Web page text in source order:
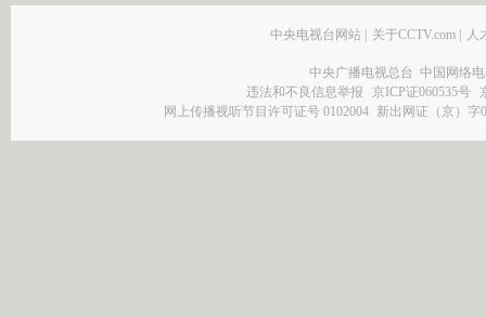
中央电视台网站 | 关于CCTV.com | 人
中央广播电视总台 中国网络
违法和不良信息举报
京ICP证060535号
网上传播视听节目许可证号 0102004 新出网证（京）